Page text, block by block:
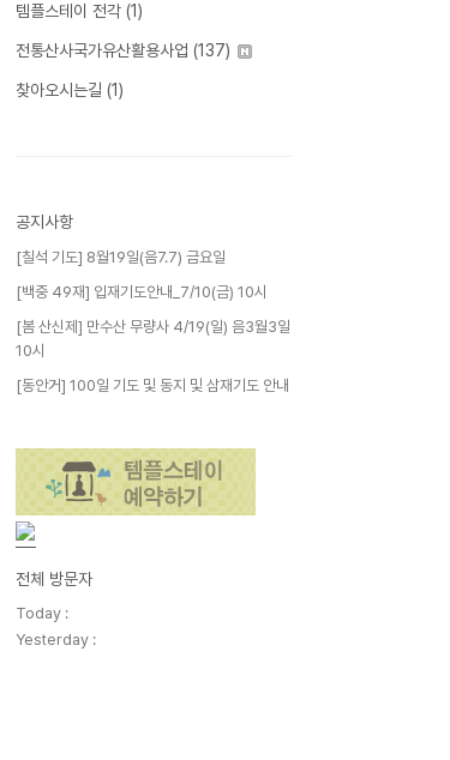
템플스테이 전각 (1)
전통산사국가유산활용사업 (137)
찾아오시는길 (1)
공지사항
[칠석 기도] 8월19일(음7.7) 금요일
[백중 49재] 입재기도안내_7/10(금) 10시
[봄 산신제] 만수산 무량사 4/19(일) 음3월3일
10시
[동안거] 100일 기도 및 동지 및 삼재기도 안내
전체 방문자
Today :
Yesterday :